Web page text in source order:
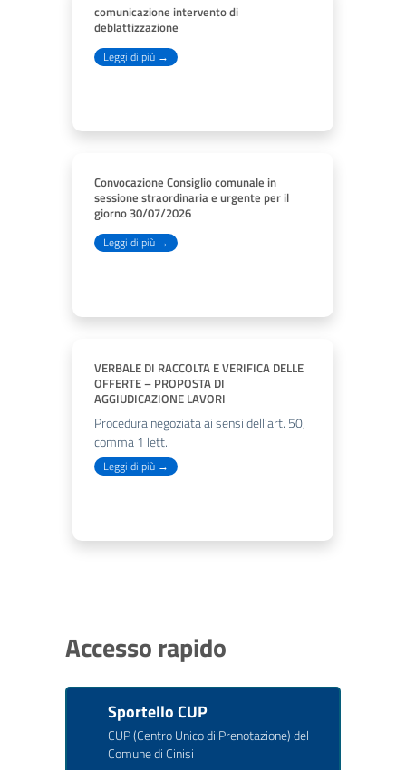
comunicazione intervento di
deblattizzazione
Leggi di più →
Convocazione Consiglio comunale in
sessione straordinaria e urgente per il
giorno 30/07/2026
Leggi di più →
VERBALE DI RACCOLTA E VERIFICA DELLE
OFFERTE – PROPOSTA DI
AGGIUDICAZIONE LAVORI
Procedura negoziata ai sensi dell’art. 50,
comma 1 lett.
Leggi di più →
Accesso rapido
Sportello CUP
CUP (Centro Unico di Prenotazione) del
Comune di Cinisi